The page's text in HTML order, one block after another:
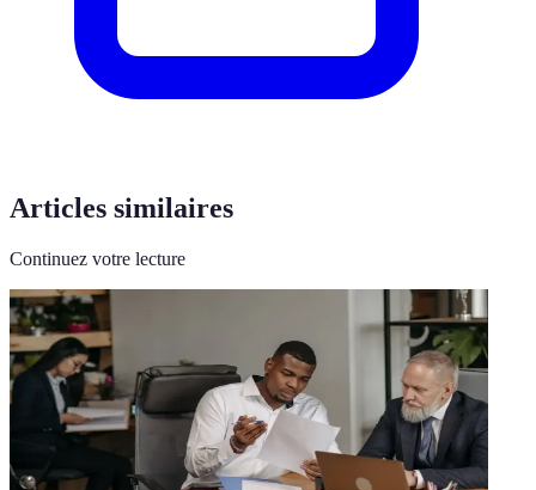
Articles similaires
Continuez votre lecture